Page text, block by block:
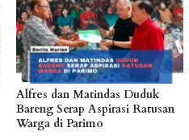
Alfres dan Matindas Duduk
Bareng Serap Aspirasi Ratusan
Warga di Parimo